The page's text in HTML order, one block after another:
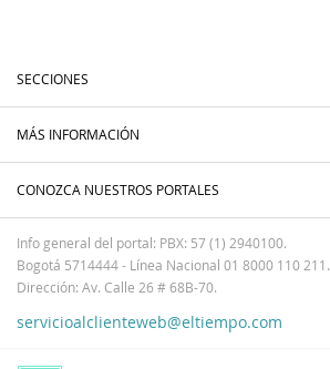
SECCIONES
MÁS INFORMACIÓN
CONOZCA NUESTROS PORTALES
Info general del portal: PBX: 57 (1) 2940100.
Bogotá 5714444 - Línea Nacional 01 8000 110 211.
Dirección: Av. Calle 26 # 68B-70.
servicioalclienteweb@eltiempo.com